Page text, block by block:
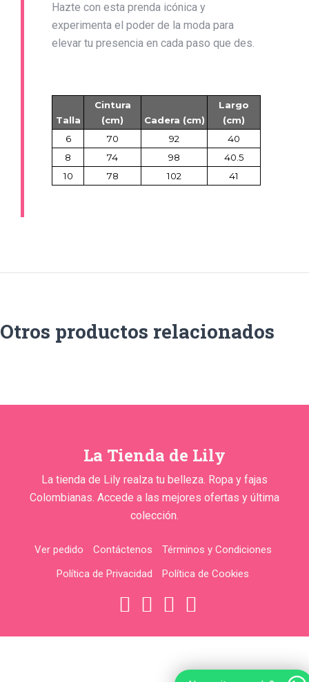
Hazte con esta prenda icónica y
experimenta el poder de la moda para
elevar tu presencia en cada paso que des.
Talla
Cintura
(cm)
Cadera (cm)
Largo
(cm)
6
70 92
40
8
74 98
40.5
10
78 102 41
Otros productos relacionados
La Tienda de Lily
La tienda de Lily realza tu belleza. Ropa y fajas
Colombianas. Accede a las mejores ofertas y última
colección.
Ver pedido Contáctenos
Términos y Condiciones
Política de Privacidad
Política de Cookies